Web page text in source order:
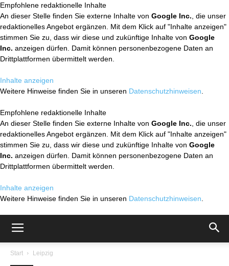
Empfohlene redaktionelle Inhalte
An dieser Stelle finden Sie externe Inhalte von Google Inc. , die unser
redaktionelles Angebot ergänzen. Mit dem Klick auf "Inhalte anzeigen"
stimmen Sie zu, dass wir diese und zukünftige Inhalte von Google
Inc. anzeigen dürfen. Damit können personenbezogene Daten an
Drittplattformen übermittelt werden.
Inhalte anzeigen
Weitere Hinweise finden Sie in unseren Datenschutzhinweisen
Empfohlene redaktionelle Inhalte
An dieser Stelle finden Sie externe Inhalte von Google Inc. , die unser
redaktionelles Angebot ergänzen. Mit dem Klick auf "Inhalte anzeigen"
stimmen Sie zu, dass wir diese und zukünftige Inhalte von Google
Inc. anzeigen dürfen. Damit können personenbezogene Daten an
Drittplattformen übermittelt werden.
Inhalte anzeigen
Weitere Hinweise finden Sie in unseren Datenschutzhinweisen
Start Leipzig